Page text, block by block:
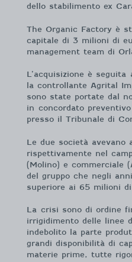
dello stabilimento ex
The Organic Factory è
capitale di 3 milioni di
management team di
L’acquisizione è
la controllante Agrital
sono state portate dal
in concordato
presso il Tribunale di
Le due società avevano
rispettivamente nel
(Molino) e commerciale
del gruppo che negli
superiore ai 65 milioni di
La crisi sono di ordine
irrigidimento delle linee
indebolito la parte
grandi disponibilità di
materie prime, tutte